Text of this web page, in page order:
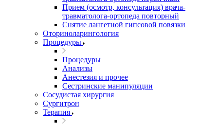
Прием (осмотр, консультация) врача-
травматолога-ортопеда повторный
Снятие лангетной гипсовой повязки
Оториноларингология
Процедуры
Процедуры
Анализы
Анестезия и прочее
Сестринские манипуляции
Сосудистая хирургия
Сургитрон
Терапия